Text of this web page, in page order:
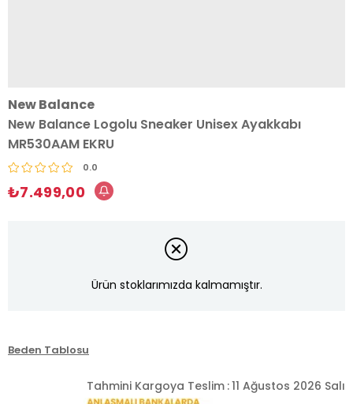
New Balance
New Balance Logolu Sneaker Unisex Ayakkabı
MR530AAM EKRU
0.0
₺7.499,00
Ürün stoklarımızda kalmamıştır.
Beden Tablosu
Tahmini Kargoya Teslim :11 Ağustos 2026 Salı